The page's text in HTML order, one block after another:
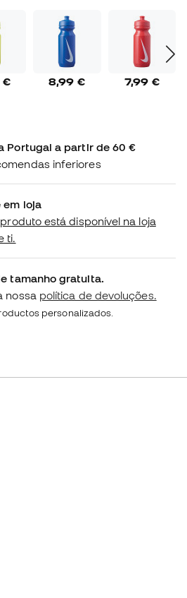
€ 8,99 € 7,99 €
Portugal a partir de 60 €
inferiores
em loja
está disponível na loja
ti.
tamanho gratuita.
nossa política de devoluções.
personalizados.